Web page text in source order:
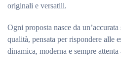
originali e versatili.
Ogni proposta nasce da
qualità, pensata per rispondere alle
dinamica, moderna e sempre attenta